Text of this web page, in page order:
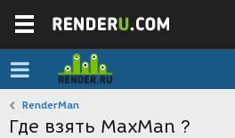
RenderMan
Где взять MaxMan ?